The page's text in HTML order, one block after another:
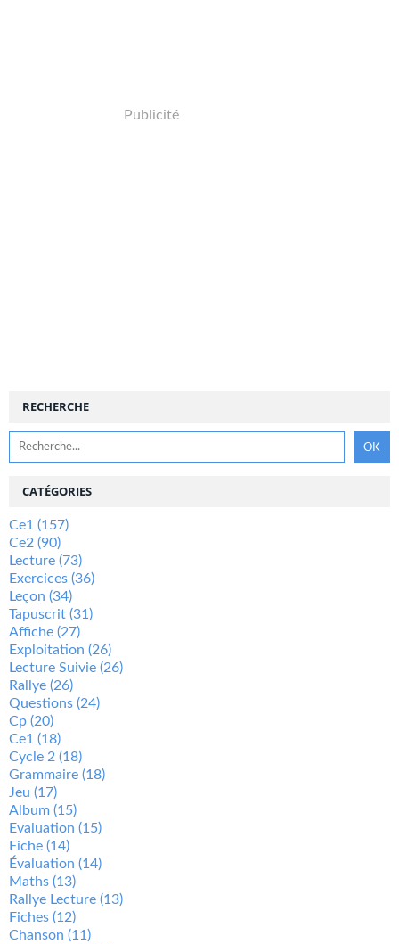
Publicité
RECHERCHE
CATÉGORIES
Ce1 (157)
Ce2 (90)
Lecture (73)
Exercices (36)
Leçon (34)
Tapuscrit (31)
Affiche (27)
Exploitation (26)
Lecture Suivie (26)
Rallye (26)
Questions (24)
Cp (20)
Ce1 (18)
Cycle 2 (18)
Grammaire (18)
Jeu (17)
Album (15)
Evaluation (15)
Fiche (14)
Évaluation (14)
Maths (13)
Rallye Lecture (13)
Fiches (12)
Chanson (11)